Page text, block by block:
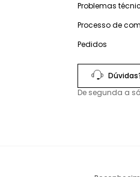
Problemas
Processo de
Pedidos
De segunda a